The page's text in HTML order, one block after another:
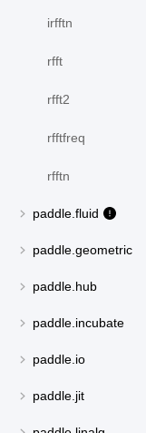
irfftn
rfft
rfft2
rfftfreq
rfftn
paddle.fluid
paddle.geometric
paddle.hub
paddle.incubate
paddle.io
paddle.jit